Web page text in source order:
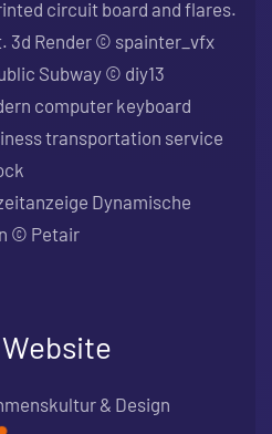
circuit board and flares.
3d Render © spainter_vfx
Subway © diy13
computer keyboard
transportation service
Dynamische
© Petair
& Design